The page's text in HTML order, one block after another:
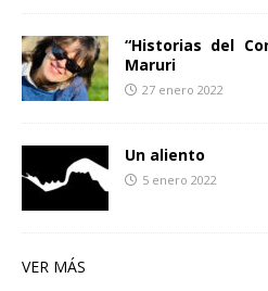
“Historias del
Maruri
27 enero 2022
Un aliento
5 enero 2022
VER MÁS